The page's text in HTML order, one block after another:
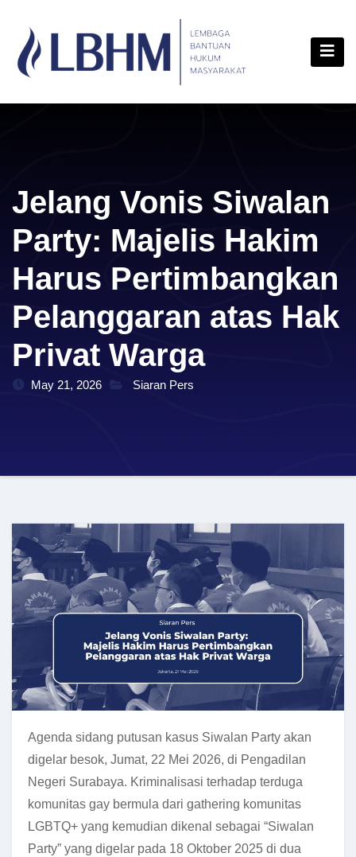
content
Jelang Vonis Siwalan
Party: Majelis Hakim
Harus Pertimbangkan
Pelanggaran atas Hak
Privat Warga
May 21, 2026 Siaran Pers
Agenda sidang putusan kasus Siwalan Party akan
digelar besok, Jumat, 22 Mei 2026, di Pengadilan
Negeri Surabaya. Kriminalisasi terhadap terduga
komunitas gay bermula dari gathering komunitas
LGBTQ+ yang kemudian dikenal sebagai “Siwalan
Party” yang digelar pada 18 Oktober 2025 di dua